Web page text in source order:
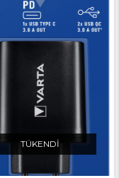
TÜKENDI